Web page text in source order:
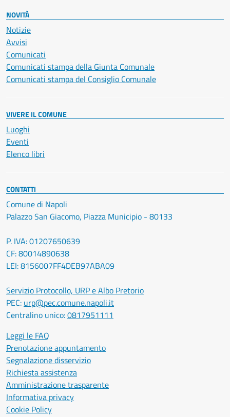
NOVITÀ
Notizie
Avvisi
Comunicati
Comunicati stampa della Giunta Comunale
Comunicati stampa del Consiglio Comunale
VIVERE IL COMUNE
Luoghi
Eventi
Elenco libri
CONTATTI
Comune di Napoli
Palazzo San Giacomo, Piazza Municipio - 80133
P. IVA: 01207650639
CF: 80014890638
LEI: 8156007FF4DEB97ABA09
Servizio Protocollo, URP e Albo Pretorio
PEC: urp@pec.comune.napoli.it
Centralino unico:0817951111
Leggi le FAQ
Prenotazione appuntamento
Segnalazione disservizio
Richiesta assistenza
Amministrazione trasparente
Informativa privacy
Cookie Policy